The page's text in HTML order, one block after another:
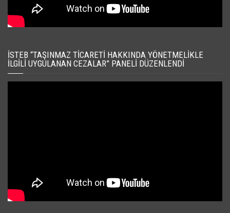
İSTEB “TAŞINMAZ TICARETI HAKKINDA YÖNETMELIKLE
İLGILI UYGULANAN CEZALAR” PANELI DÜZENLENDI